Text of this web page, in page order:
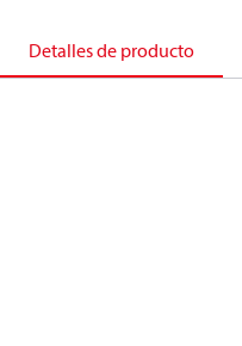
Detalles de producto